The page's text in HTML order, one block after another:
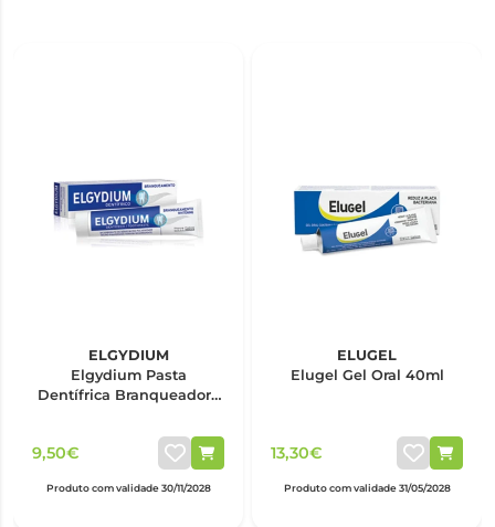
ELGYDIUM
Elgydium Pasta
Dentífrica Branqueadora
9,50€
Produto com validade 30/11/2028
ELUGEL
Elugel Gel Oral 40ml
13,30€
Produto com validade 31/05/2028